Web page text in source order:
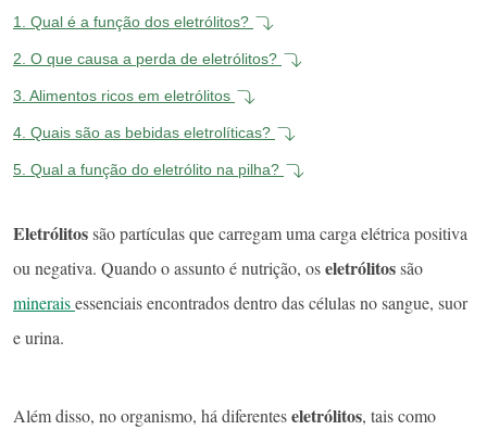
1. Qual é a função dos eletrólitos?
2. O que causa a perda de eletrólitos?
3. Alimentos ricos em eletrólitos
4. Quais são as bebidas eletrolíticas?
5. Qual a função do eletrólito na pilha?
Eletrólitossão partículas que carregam uma carga elétrica positiva
ou negativa. Quando o assunto é nutrição, oseletrólitossão
mineraisessenciais encontrados dentro das células no sangue, suor
e urina.
Além disso, no organismo, há diferenteseletrólitos, tais como